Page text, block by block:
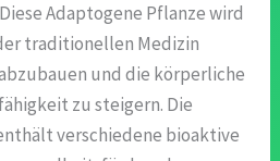
Adaptogene Pflanze wird
traditionellen Medizin
und die körperliche
zu steigern. Die
verschiedene bioaktive